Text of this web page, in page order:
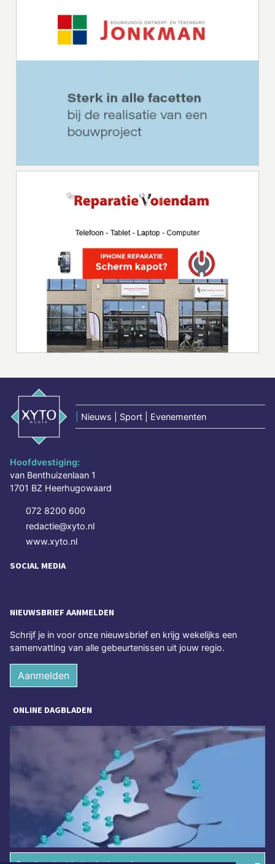
Nieuws | Sport | Evenementen
Hoofdvestiging:
van Benthuizenlaan 1
1701 BZ Heerhugowaard
072 8200 600
redactie@xyto.nl
www.xyto.nl
SOCIAL MEDIA
NIEUWSBRIEF AANMELDEN
Schrijf je in voor onze nieuwsbrief en krijg wekelijks een
samenvatting van alle gebeurtenissen uit jouw regio.
Aanmelden
ONLINE DAGBLADEN